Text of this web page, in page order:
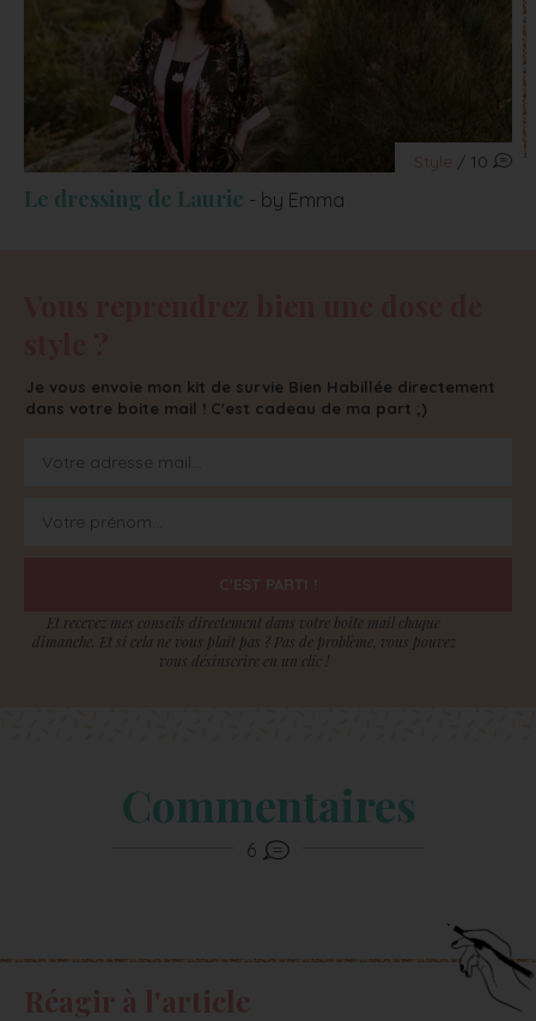
/ 10
Le dressing de Laurie - by Emma
Je vous envoie mon kit de survie Bien Habillée directement
dans votre boite mail ! C'est cadeau de ma part ;)
Et recevez mes conseils directement dans votre boite mail chaque
dimanche. Et si cela ne vous plait pas ? Pas de problème, vous pouvez
vous désinscrire en un clic !
Commentaires
6